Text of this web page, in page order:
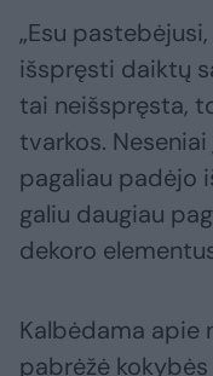
„Esu
išspręsti daiktų
tai neišspręsta,
tvarkos.
pagaliau padėjo
galiu daugiau
dekoro
Kalbėdama apie
pabrėžė